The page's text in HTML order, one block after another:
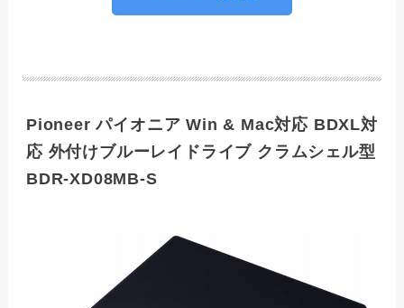
Pioneer パイオニア Win & Mac対応 BDXL対
応 外付けブルーレイドライブ クラムシェル型
BDR-XD08MB-S